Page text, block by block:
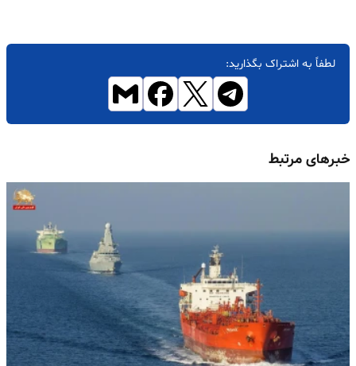
لطفاً به اشتراک بگذارید:
خبرهای مرتبط